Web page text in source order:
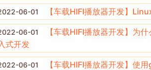
06-01 【车载HIFI播放器开发】
06-01
【车载HIFI播放器开发】为
式开发
06-01
【车载HIFI播放器开发】使